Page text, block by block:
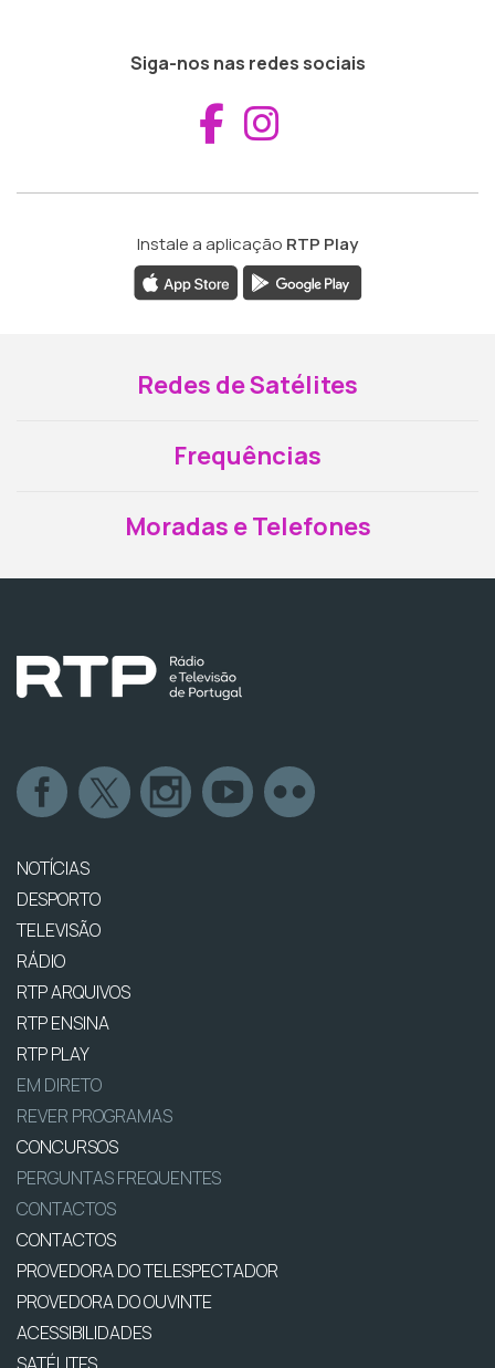
Siga-nos nas redes sociais
Aceder ao
Instale a aplicação RTP Play
Redes de Satélites
Frequências
Moradas e Telefones
NOTÍCIAS
DESPORTO
TELEVISÃO
RÁDIO
RTP ARQUIVOS
RTP ENSINA
RTP PLAY
EM DIRETO
REVER PROGRAMAS
CONCURSOS
PERGUNTAS FREQUENTES
CONTACTOS
CONTACTOS
PROVEDORA DO TELESPECTADOR
PROVEDORA DO OUVINTE
ACESSIBILIDADES